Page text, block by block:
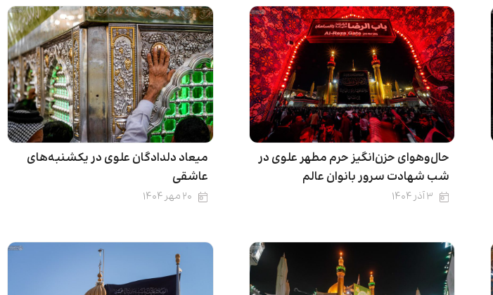
حال‌و‌هوای حزن‌انگیز حرم مطهر علوی در
شب شهادت سرور بانوان عالم
۳ آذر ۱۴۰۴
میعاد دلدادگان علوی در یکشنبه‌های
عاشقی
۲۰ مهر ۱۴۰۴